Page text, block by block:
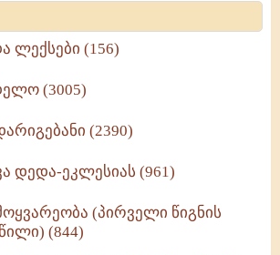
ლექსები (156)
(3005)
(2390)
დედა-ეკლესიას (961)
(პირველი წიგნის
(844)